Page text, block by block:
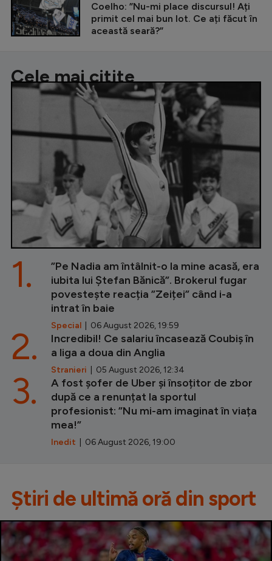
Coelho: ”Nu-mi place discursul! Ați
primit cel mai bun lot. Ce ați făcut în
această seară?”
Cele mai citite
”Pe Nadia am întâlnit-o la mine acasă, era
iubita lui Ștefan Bănică”. Brokerul fugar
povestește reacția ”Zeiței” când i-a
intrat în baie
Special | 06 August 2026, 19:59
1.
Incredibil! Ce salariu încasează Coubiș în
a liga a doua din Anglia
Stranieri | 05 August 2026, 12:34
2.
A fost șofer de Uber și însoțitor de zbor
după ce a renunțat la sportul
profesionist: ”Nu mi-am imaginat în viața
mea!”
Inedit | 06 August 2026, 19:00
3.
Știri de ultimă oră din sport